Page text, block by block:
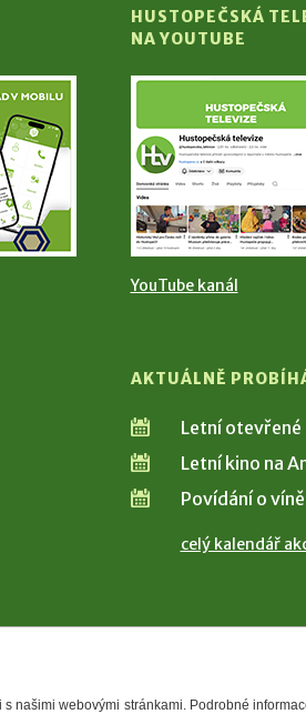
HUSTOPEČSKÁ
NA YOUTUBE
YouTube kanál
AKTUÁLNĚ
Letní otevřené
Letní kino na
Povídání o
celý kalendář
našimi webovými stránkami. Podrobné